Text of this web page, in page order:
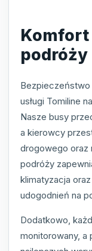
podróży
usługi Tomiline
Nasze busy
a kierowcy
drogowego oraz
podróży
klimatyzacja
udogodnień na
Dodatkowo,
monitorowany, a